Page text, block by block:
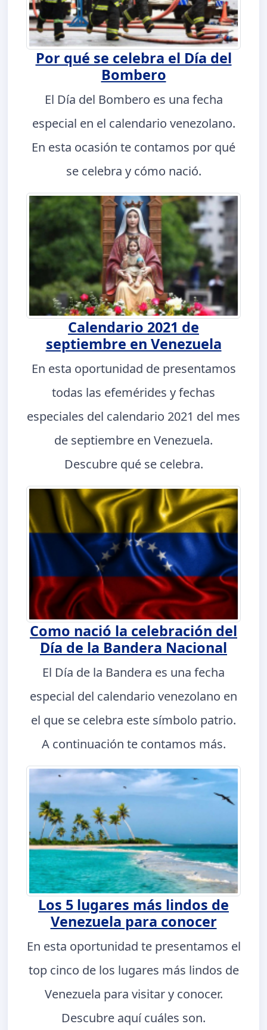
Por qué se celebra el Día del
Bombero
El Día del Bombero es una fecha
especial en el calendario venezolano.
En esta ocasión te contamos por qué
se celebra y cómo nació.
Calendario 2021 de
septiembre en Venezuela
En esta oportunidad de presentamos
todas las efemérides y fechas
especiales del calendario 2021 del mes
de septiembre en Venezuela.
Descubre qué se celebra.
Como nació la celebración del
Día de la Bandera Nacional
El Día de la Bandera es una fecha
especial del calendario venezolano en
el que se celebra este símbolo patrio.
A continuación te contamos más.
Los 5 lugares más lindos de
Venezuela para conocer
En esta oportunidad te presentamos el
top cinco de los lugares más lindos de
Venezuela para visitar y conocer.
Descubre aquí cuáles son.